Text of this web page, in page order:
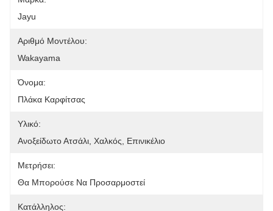
Jayu
Αριθμό Μοντέλου:
Wakayama
Όνομα:
Πλάκα Καρφίτσας
Υλικό:
Ανοξείδωτο Ατσάλι, Χαλκός, Επινικέλιο
Μετρήσει:
Θα Μπορούσε Να Προσαρμοστεί
Κατάλληλος: